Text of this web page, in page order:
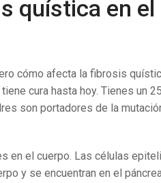
quística en el
cómo afecta la fibrosis
cura hasta hoy. Tienes un
son portadores de la
en el cuerpo. Las células
y se encuentran en el